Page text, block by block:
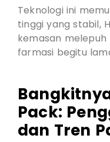
Teknologi ini
tinggi yang stabil,
kemasan
farmasi begitu
Pack:
dan Tren